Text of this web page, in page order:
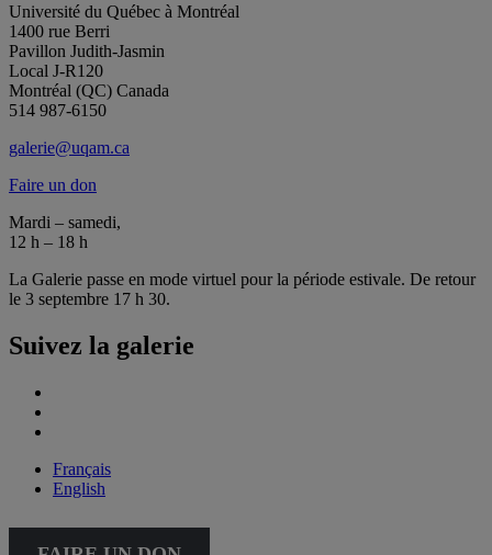
Université du Québec à Montréal
1400 rue Berri
Pavillon Judith-Jasmin
Local J-R120
Montréal (QC) Canada
514 987-6150
galerie@uqam.ca
Faire un don
Mardi – samedi,
12 h – 18 h
La Galerie passe en mode virtuel pour la période estivale. De retour
le 3 septembre 17 h 30.
Suivez la galerie
Français
English